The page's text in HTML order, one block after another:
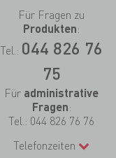
Für Fragen zu
Produkten:
Tel.: 044 826 76
75
Für administrative
Fragen:
Tel.: 044 826 76 76
Telefonzeiten